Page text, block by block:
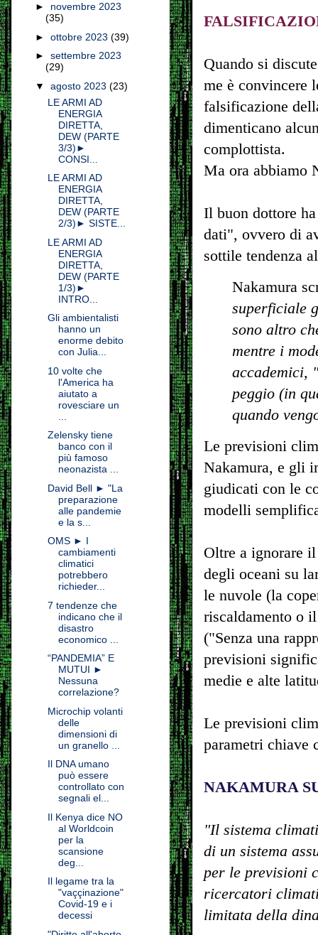
Quando si
me è convincere
falsificazione
dimenticano
complottista.
Ma ora abbiamo
Il buon dottore
dati", ovvero di
sottile tendenza
Nakamura
superficiale
sono altro
mentre i
accademici,
peggio (in
quando
Le previsioni
Nakamura, e gli
giudicati con le
modelli
Oltre a ignorare
degli oceani su
le nuvole (la
riscaldamento o
("Senza una
previsioni
medie e alte
Le previsioni
parametri chiave
NAKAMURA
"Il sistema
di un sistema
per le previsioni
ricercatori
limitata della
► novembre 2023
(35)
► ottobre 2023 (39)
► settembre 2023
(29)
▼ agosto 2023 (23)
LE ARMI AD
ENERGIA
DIRETTA,
DEW (PARTE
3/3)►
CONSI...
LE ARMI AD
ENERGIA
DIRETTA,
DEW (PARTE
2/3)► SISTE...
LE ARMI AD
ENERGIA
DIRETTA,
DEW (PARTE
1/3)►
INTRO...
Gli ambientalisti
hanno un
enorme debito
con Julia...
10 volte che
l'America ha
aiutato a
rovesciare un
Zelensky tiene
banco con il
più famoso
neonazista ...
David Bell ► "La
preparazione
alle pandemie
e la s...
OMS ► I
cambiamenti
climatici
potrebbero
richieder...
7 tendenze che
indicano che il
disastro
economico ...
“PANDEMIA” E
MUTUI ►
Nessuna
correlazione?
Microchip volanti
delle
dimensioni di
un granello ...
Il DNA umano
può essere
controllato con
segnali el...
Il Kenya dice NO
al Worldcoin
per la
scansione
deg...
Il legame tra la
"vaççinazione"
Covid-19 e i
decessi